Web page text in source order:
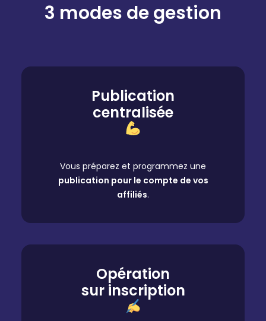
3 modes de gestion
Publication
centralisée
Vous préparez et programmez une
publication pour le compte de vos
affiliés.
Opération
sur inscription